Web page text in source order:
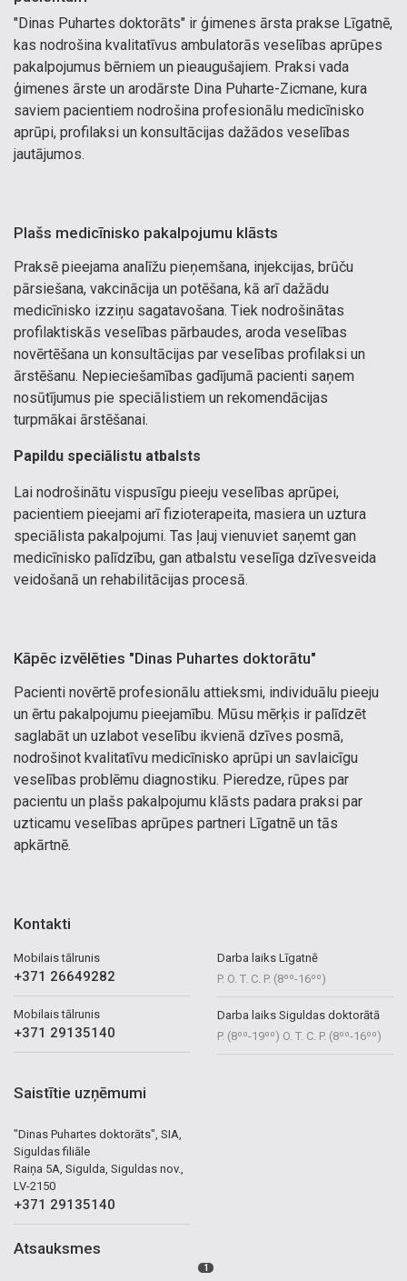
"Dinas Puhartes doktorāts" ir ģimenes ārsta prakse Līgatnē,
kas nodrošina kvalitatīvus ambulatorās veselības aprūpes
pakalpojumus bērniem un pieaugušajiem. Praksi vada
ģimenes ārste un arodārste Dina Puharte-Zicmane, kura
saviem pacientiem nodrošina profesionālu medicīnisko
aprūpi, profilaksi un konsultācijas dažādos veselības
jautājumos.
Plašs medicīnisko pakalpojumu klāsts
Praksē pieejama analīžu pieņemšana, injekcijas, brūču
pārsiešana, vakcinācija un potēšana, kā arī dažādu
medicīnisko izziņu sagatavošana. Tiek nodrošinātas
profilaktiskās veselības pārbaudes, aroda veselības
novērtēšana un konsultācijas par veselības profilaksi un
ārstēšanu. Nepieciešamības gadījumā pacienti saņem
nosūtījumus pie speciālistiem un rekomendācijas
turpmākai ārstēšanai.
Papildu speciālistu atbalsts
Lai nodrošinātu vispusīgu pieeju veselības aprūpei,
pacientiem pieejami arī fizioterapeita, masiera un uztura
speciālista pakalpojumi. Tas ļauj vienuviet saņemt gan
medicīnisko palīdzību, gan atbalstu veselīga dzīvesveida
veidošanā un rehabilitācijas procesā.
Kāpēc izvēlēties "Dinas Puhartes doktorātu"
Pacienti novērtē profesionālu attieksmi, individuālu pieeju
un ērtu pakalpojumu pieejamību. Mūsu mērķis ir palīdzēt
saglabāt un uzlabot veselību ikvienā dzīves posmā,
nodrošinot kvalitatīvu medicīnisko aprūpi un savlaicīgu
veselības problēmu diagnostiku. Pieredze, rūpes par
pacientu un plašs pakalpojumu klāsts padara praksi par
uzticamu veselības aprūpes partneri Līgatnē un tās
apkārtnē.
Kontakti
Mobilais tālrunis
+371 26649282
Mobilais tālrunis
+371 29135140
Darba laiks Līgatnē
P. O. T. C. P. (8⁰⁰-16⁰⁰)
Darba laiks Siguldas doktorātā
P. (8⁰⁰-19⁰⁰) O. T. C. P. (8⁰⁰-16⁰⁰)
Saistītie uzņēmumi
"Dinas Puhartes doktorāts", SIA,
Siguldas filiāle
Raiņa 5A, Sigulda, Siguldas nov.,
LV-2150
+371 29135140
Atsauksmes
1